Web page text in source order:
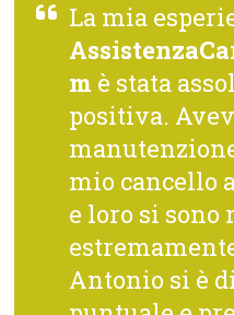
La mia
m è stata
positiva.
mio cancello
e loro si
Antonio si è